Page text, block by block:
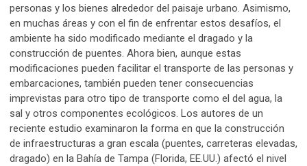
personas y los bienes alrededor del paisaje urbano. Asimismo,
en muchas áreas y con el fin de enfrentar estos desafíos, el
ambiente ha sido modificado mediante el dragado y la
construcción de puentes. Ahora bien, aunque estas
modificaciones pueden facilitar el transporte de las personas y
embarcaciones, también pueden tener consecuencias
imprevistas para otro tipo de transporte como el del agua, la
sal y otros componentes ecológicos. Los autores de un
reciente estudio examinaron la forma en que la construcción
de infraestructuras a gran escala (puentes, carreteras elevadas,
dragado) en la Bahía de Tampa (Florida, EE.UU.) afectó el nivel